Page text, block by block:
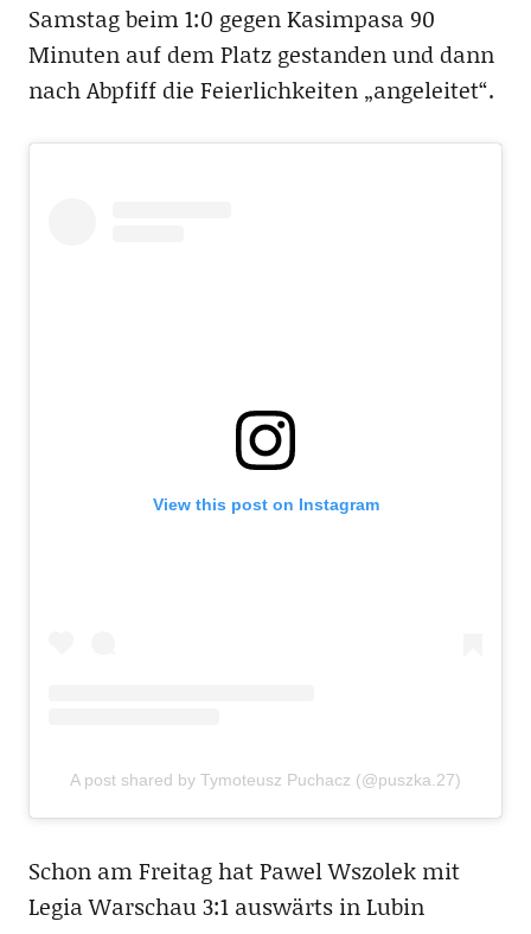
Samstag beim 1:0 gegen Kasimpasa 90
Minuten auf dem Platz gestanden und dann
nach Abpfiff die Feierlichkeiten „angeleitet“.
View this post on Instagram
A post shared by Tymoteusz Puchacz (@puszka.27)
Schon am Freitag hat Pawel Wszolek mit
Legia Warschau 3:1 auswärts in Lubin